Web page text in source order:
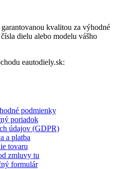
kvalitou za výhodné
dielu alebo modelu vášho
eautodiely.sk:
podmienky
poriadok
údajov (GDPR)
a platba
tovaru
zmluvy tu
formulár